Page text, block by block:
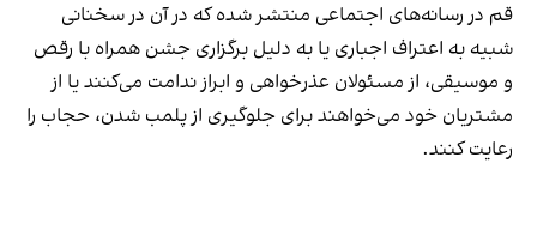
قم در رسانه‌های اجتماعی منتشر شده که در آن در سخنانی
شبیه به اعتراف اجباری یا به دلیل برگزاری جشن همراه با رقص
و موسیقی، از مسئولان عذرخواهی و ابراز ندامت می‌کنند یا از
مشتریان خود می‌خواهند برای جلوگیری از پلمب شدن، حجاب را
رعایت کنند.